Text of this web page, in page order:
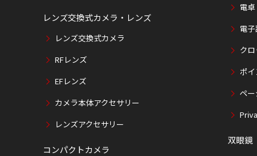
レンズ交換式カメラ・レンズ
レンズ交換式カメラ
RFレンズ
EFレンズ
カメラ本体アクセサリー
レンズアクセサリー
コンパクトカメラ
電卓
電
ク
ポ
ペ
双眼鏡